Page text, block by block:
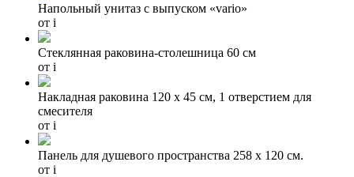
Напольный унитаз с выпуском «vario»
от i
Стеклянная раковина-столешница 60 см
от i
Накладная раковина 120 х 45 см, 1 отверстием для
смесителя
от i
Панель для душевого пространства 258 х 120 см.
от i